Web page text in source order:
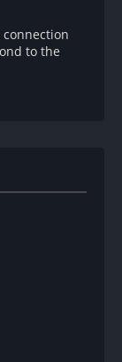
connection
to the